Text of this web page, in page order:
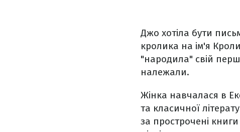
Джо хотіла бути
кролика на ім'я
"народила" свій
належали.
Жінка навчалася в
та класичної
за прострочені книги